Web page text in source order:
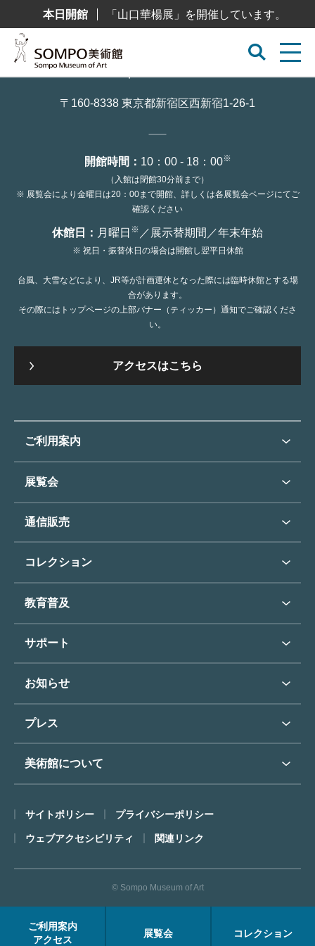
テ
本日開館 「山口華楊展」を開催しています。
ご利用案内
アクセス
展覧会 コレクション
〒160-8338 東京都新宿区西新宿1-26-1
開館時間： 10：00 - 18：00※
（入館は閉館30分前まで）
※ 展覧会により金曜日は20：00まで開館、詳しくは各展覧会ページにてご
確認ください
休館日： 月曜日 ※ ／展示替期間／年末年始
※ 祝日・振替休日の場合は開館し翌平日休館
台風、大雪などにより、JR等が計画運休となった際には臨時休館とする場
合があります。
その際にはトップページの上部バナー（ティッカー）通知でご確認くださ
い。
アクセスはこちら
ご利用案内
ご利用案内トップ
開館時間・休館日
アクセス
団体のご利用について
バリアフリー／小さなお子様
フロアマップ
ミュージアムショップ
カフェ
展覧会
展覧会・イベントトップ
次回の展覧会
展覧会スケジュール
過去の展覧会
通信販売
通信販売トップ
コレクション
コレクショントップ
東郷青児
コレクションハイライト
教育普及
教育普及トップ
オンラインで美術鑑賞
博物館実習について
サポート
よくあるご質問
東郷⻘児作品著作権申請
お知らせ
お知らせトップ
プレス
プレスリリーストップ
美術館について
ごあいさつ
コンセプト
沿革
FACEアーカイブス
サイトポリシー プライバシーポリシー
ウェブアクセシビリティ 関連リンク
© Sompo Museum of Art